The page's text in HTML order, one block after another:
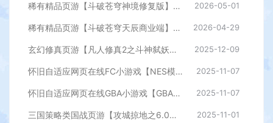
稀有精品页游【斗破苍穹神境修复版】最新整理单机一键即玩镜像端+Linux手工服务端+管理后台+详细搭建教程 2026-05-01
稀有精品页游【斗破苍穹天辰商业端】最新整理单机一键即玩镜像端+Linux手工服务端+管理后台+详细搭建教程 2026-04-29
玄幻修真页游【凡人修真2之斗神弑妖】最新整理WIN系服务端+GM工具+详细搭建教程+外网教程 2025-12-09
怀旧自适应网页在线FC小游戏【NES模拟器】最新整理WIN系服务端+Linux手工服务端+管理后台+支持手柄+存档 2025-11-07
怀旧自适应网页在线GBA小游戏【GBA模拟器】最新整理WIN系服务端+Linux手工服务端+管理后台+支持手柄+存档 2025-11-07
三国策略类国战页游【攻城掠地之6.0东吴大帝版】最新整理WIN系服务端+管理后台+详细外网教程 2025-11-01